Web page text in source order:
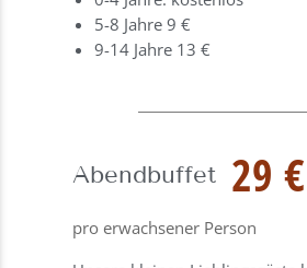
5-8 Jahre 9 €
9-14 Jahre 13 €
Abendbuffet 29 €
pro erwachsener Person